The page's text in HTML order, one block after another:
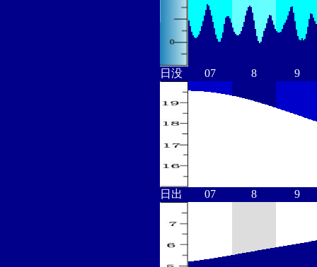
日没 07 8 9
日出 07 8 9